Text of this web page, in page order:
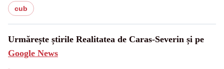
cub
Urmărește știrile Realitatea de Caras-Severin și pe
Google News